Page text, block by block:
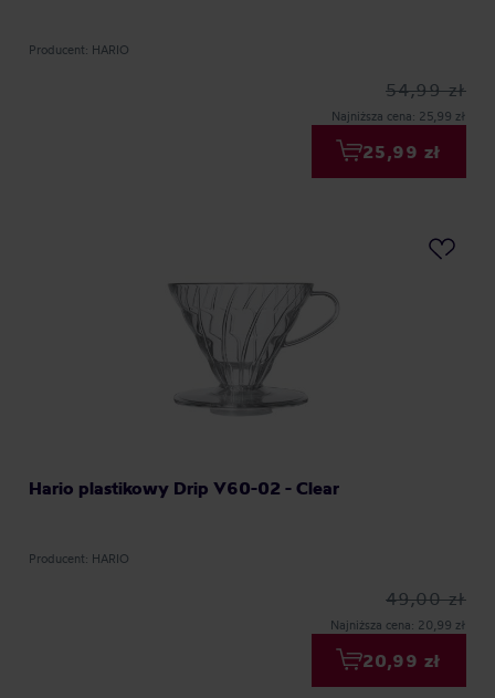
Producent: HARIO
54,99 zł
Najniższa cena: 25,99 zł
25,99 zł
Hario plastikowy Drip V60-02 - Clear
Producent: HARIO
49,00 zł
Najniższa cena: 20,99 zł
20,99 zł